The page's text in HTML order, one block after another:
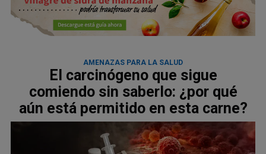
AMENAZAS PARA LA SALUD
El carcinógeno que sigue
comiendo sin saberlo: ¿por qué
aún está permitido en esta carne?